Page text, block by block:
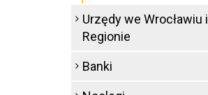
Urzędy we Wrocławiu i
Regionie
Banki